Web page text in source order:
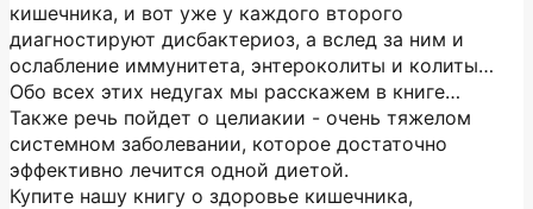
кишечника, и вот уже у каждого второго
диагностируют дисбактериоз, а вслед за ним и
ослабление иммунитета, энтероколиты и колиты…
Обо всех этих недугах мы расскажем в книге…
Также речь пойдет о целиакии - очень тяжелом
системном заболевании, которое достаточно
эффективно лечится одной диетой.
Купите нашу книгу о здоровье кишечника,